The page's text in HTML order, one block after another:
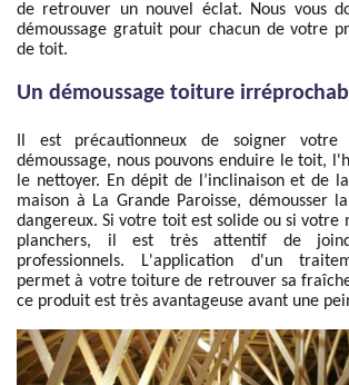
de retrouver un nouvel éclat. Nous vous
démoussage gratuit pour chacun de votre
de toit.
Un démoussage toiture
Il est précautionneux de soigner
démoussage, nous pouvons enduire le toit,
le nettoyer. En dépit de l’inclinaison et de
maison à La Grande Paroisse, démousser
dangereux. Si votre toit est solide ou si votre
planchers, il est très attentif de
professionnels. L'application d'un
permet à votre toiture de retrouver sa
ce produit est très avantageuse avant une